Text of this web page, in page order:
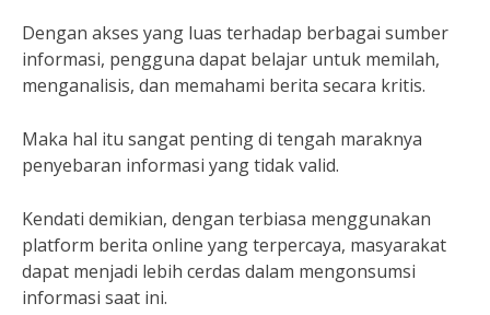
Dengan akses yang luas terhadap berbagai sumber
informasi, pengguna dapat belajar untuk memilah,
menganalisis, dan memahami berita secara kritis.
Maka hal itu sangat penting di tengah maraknya
penyebaran informasi yang tidak valid.
Kendati demikian, dengan terbiasa menggunakan
platform berita online yang terpercaya, masyarakat
dapat menjadi lebih cerdas dalam mengonsumsi
informasi saat ini.